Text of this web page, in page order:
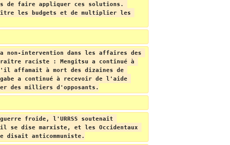
de faire appliquer ces solutions.
les budgets et de multiplier les
non-intervention dans les affaires des
raciste : Mengitsu a continué à
affamait à mort des dizaines de
a continué à recevoir de l'aide
des milliers d'opposants.
froide, l'URRSS soutenait
se dise marxiste, et les Occidentaux
disait anticommuniste.